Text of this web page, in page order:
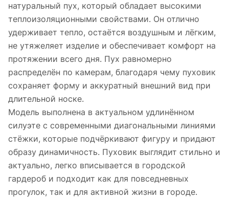
натуральный пух, который обладает высокими
теплоизоляционными свойствами. Он отлично
удерживает тепло, остаётся воздушным и лёгким,
не утяжеляет изделие и обеспечивает комфорт на
протяжении всего дня. Пух равномерно
распределён по камерам, благодаря чему пуховик
сохраняет форму и аккуратный внешний вид при
длительной носке.
Модель выполнена в актуальном удлинённом
силуэте с современными диагональными линиями
стёжки, которые подчёркивают фигуру и придают
образу динамичность. Пуховик выглядит стильно и
актуально, легко вписывается в городской
гардероб и подходит как для повседневных
прогулок, так и для активной жизни в городе.